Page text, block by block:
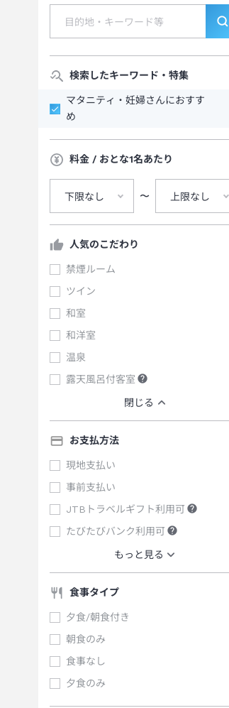
検索したキーワード・特集
マタニティ・妊婦さんにおすす
め
料金 / おとな1名あたり
下限なし 〜 上限なし
人気のこだわり
禁煙ルーム
ツイン
和室
和洋室
温泉
露天風呂付客室
閉じる
お支払方法
現地支払い
事前支払い
JTBトラベルギフト利用可
たびたびバンク利用可
もっと見る
食事タイプ
夕食/朝食付き
朝食のみ
食事なし
夕食のみ